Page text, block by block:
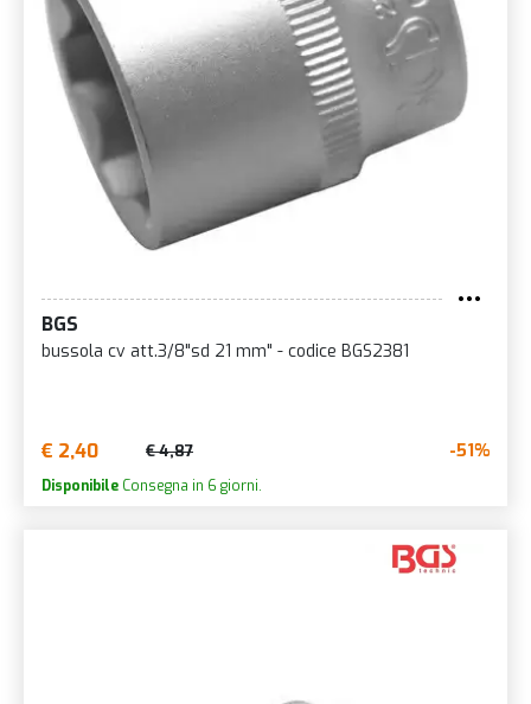
BGS
bussola cv att.3/8"sd 21 mm" - codice BGS2381
€ 2,40 € 4,87 -51%
Disponibile Consegna in 6 giorni.